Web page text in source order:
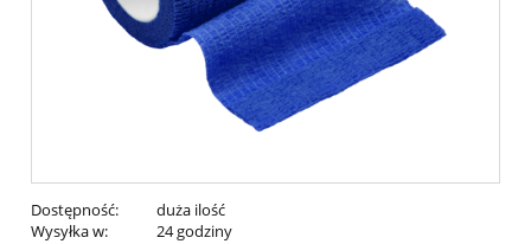
Dostępność:
duża ilość
Wysyłka w:
24 godziny